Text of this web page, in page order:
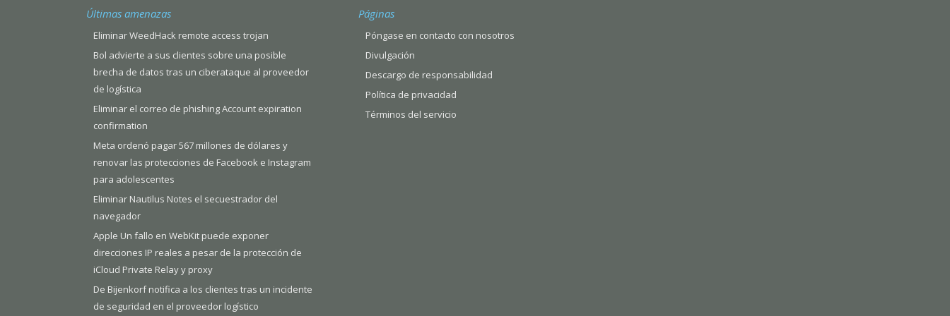
Últimas amenazas
Eliminar WeedHack remote access trojan
Bol advierte a sus clientes sobre una posible
brecha de datos tras un ciberataque al proveedor
de logística
Eliminar el correo de phishing Account expiration
confirmation
Meta ordenó pagar 567 millones de dólares y
renovar las protecciones de Facebook e Instagram
para adolescentes
Eliminar Nautilus Notes el secuestrador del
navegador
Apple Un fallo en WebKit puede exponer
direcciones IP reales a pesar de la protección de
iCloud Private Relay y proxy
De Bijenkorf notifica a los clientes tras un incidente
de seguridad en el proveedor logístico
Páginas
Póngase en contacto con nosotros
Divulgación
Descargo de responsabilidad
Política de privacidad
Términos del servicio